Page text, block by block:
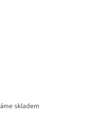
skladem